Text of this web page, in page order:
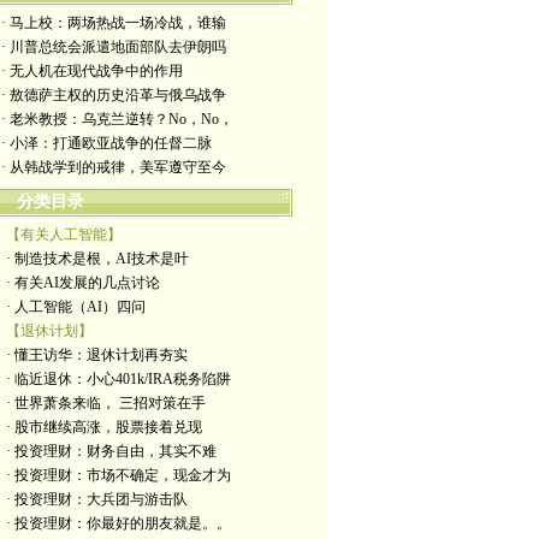
· 马上校：两场热战一场冷战，谁输
· 川普总统会派遣地面部队去伊朗吗
· 无人机在现代战争中的作用
· 敖德萨主权的历史沿革与俄乌战争
· 老米教授：乌克兰逆转？No，No，
· 小泽：打通欧亚战争的任督二脉
· 从韩战学到的戒律，美军遵守至今
分类目录
【有关人工智能】
· 制造技术是根，AI技术是叶
· 有关AI发展的几点讨论
· 人工智能（AI）四问
【退休计划】
· 懂王访华：退休计划再夯实
· 临近退休：小心401k/IRA税务陷阱
· 世界萧条来临， 三招对策在手
· 股市继续高涨，股票接着兑现
· 投资理财：财务自由，其实不难
· 投资理财：市场不确定，现金才为
· 投资理财：大兵团与游击队
· 投资理财：你最好的朋友就是。。